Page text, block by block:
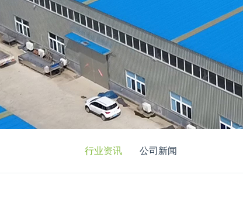
行业资讯 公司新闻